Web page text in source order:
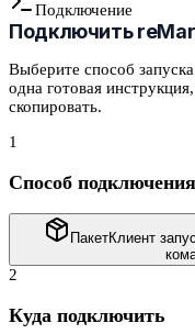
Подключение
Подключить
Выберите способ
одна готовая
скопировать.
1
Способ подключения
ПакетКлиент
2
Куда подключить